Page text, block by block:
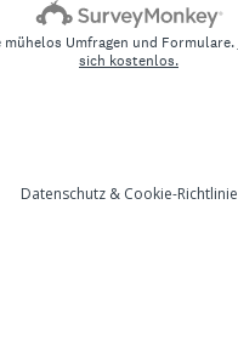
mühelos Umfragen und Formulare.
sich kostenlos.
Datenschutz & Cookie-Richtlinie